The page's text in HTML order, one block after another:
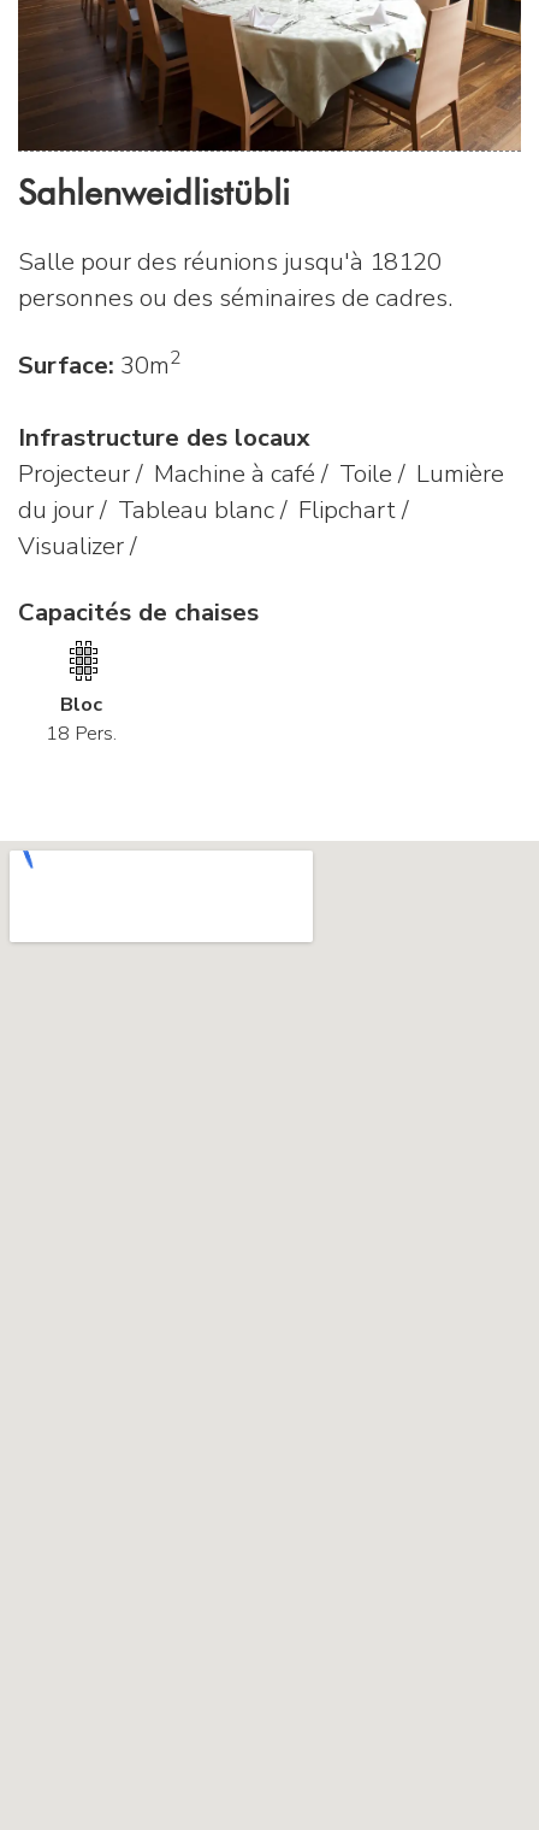
Sahlenweidlistübli
Salle pour des réunions jusqu'à 18120
personnes ou des séminaires de cadres.
Surface: 30m2
Infrastructure des locaux
Projecteur / Machine à café / Toile / Lumière
du jour / Tableau blanc / Flipchart /
Visualizer /
Capacités de chaises
Bloc
18 Pers.